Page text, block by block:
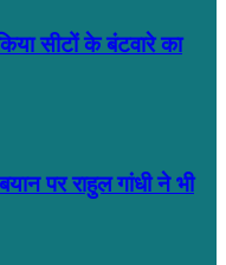
सीटों के बंटवारे का
पर राहुल गांधी ने भी